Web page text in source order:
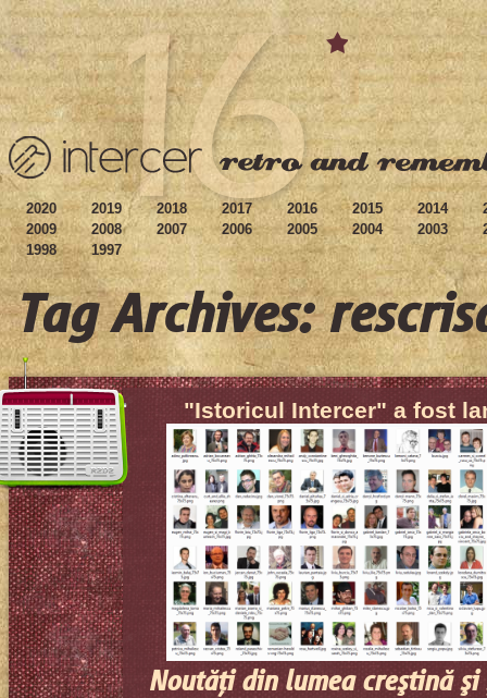
2020 2019 2018 2017 2016 2015 2014
2009
2008 2007 2006 2005 2004 2003
1998
1997
Tag Archives:
"Istoricul Intercer" a fost
Noutăţi din lumea creştină